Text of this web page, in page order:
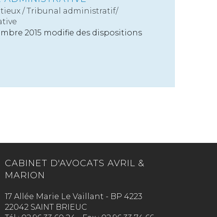
/Tribunal administratif/
2015 modifie des dispositions
CABINET D'AVOCATS AVRIL &
MARION
17 Allée Marie Le Vaillant - BP 4223
22042 SAINT BRIEUC